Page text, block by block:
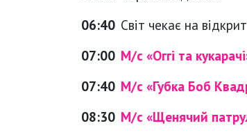
06:40 Світ чекає на
07:00 М/с «Оггі та
07:40 М/с «Губка Боб
08:30 М/с «Щенячий